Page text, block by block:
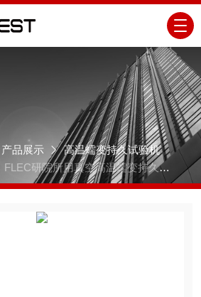
产品展示
高温蠕变持久试验机
FLEC研院所用真空高温蠕变持久试